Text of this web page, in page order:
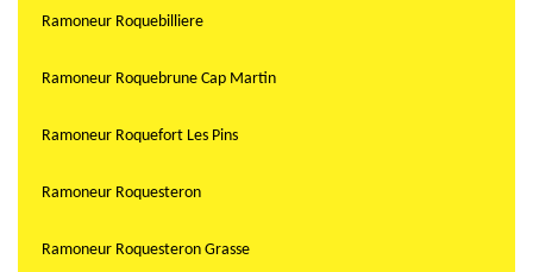
Ramoneur Roquebilliere
Ramoneur Roquebrune Cap Martin
Ramoneur Roquefort Les Pins
Ramoneur Roquesteron
Ramoneur Roquesteron Grasse